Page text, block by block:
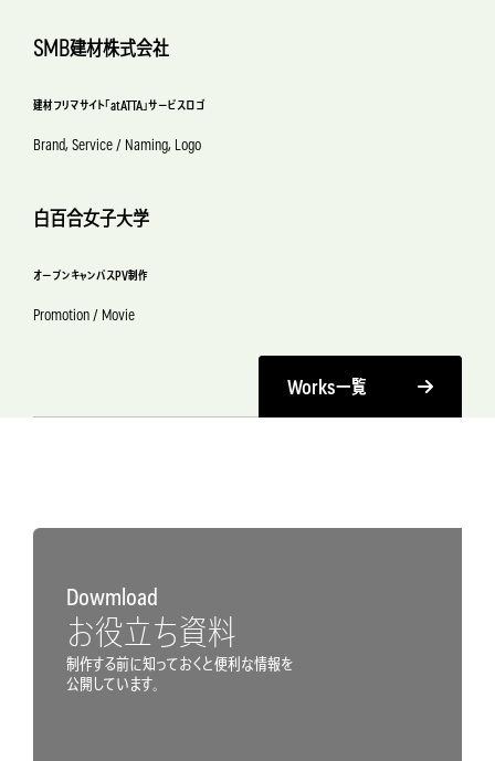
SMB建材株式会社
建材フリマサイト「atATTA」サービスロゴ
Brand, Service / Naming, Logo
白百合女子大学
オープンキャンパスPV制作
Promotion / Movie
Works一覧
Dowmload
お役立ち資料
制作する前に知っておくと便利な情報を
公開しています。